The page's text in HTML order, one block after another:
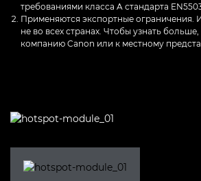
требованиями класса A стандарта
Применяются экспортные ограничения.
не во всех странах. Чтобы узнать
компанию Canon или к местному